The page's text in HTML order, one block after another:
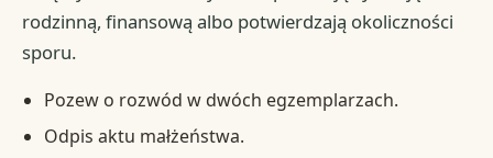
rodzinną, finansową albo potwierdzają okoliczności
sporu.
Pozew o rozwód w dwóch egzemplarzach.
Odpis aktu małżeństwa.